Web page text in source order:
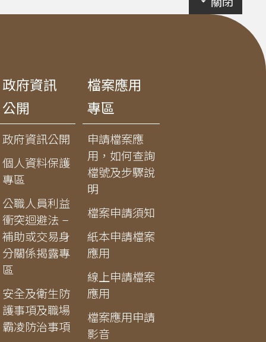
政府資訊
公開
政府資訊公開
個人資料保護
專區
公職人員利益
衝突迴避法 –
補助或交易身
分關係揭露專
區
安全及衛生防
護事項及職場
霸凌防治事項
檔案應用
專區
申請檔案應
用，如何查詢
檔號及步驟說
明
檔案申請須知
紙本申請檔案
應用
線上申請檔案
應用
檔案應用申請
影音